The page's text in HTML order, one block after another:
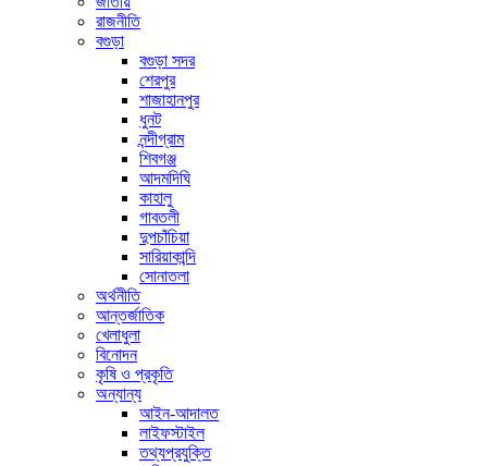
রাজনীতি
বগুড়া
বগুড়া সদর
শেরপুর
শাজাহানপুর
ধুনট
নন্দীগ্রাম
শিবগঞ্জ
আদমদিঘি
কাহালু
গাবতলী
দুপচাঁচিয়া
সারিয়াকান্দি
সোনাতলা
অর্থনীতি
আন্তর্জাতিক
খেলাধুলা
বিনোদন
কৃষি ও প্রকৃতি
অন্যান্য
আইন-আদালত
লাইফস্টাইল
তথ্যপ্রযুক্তি